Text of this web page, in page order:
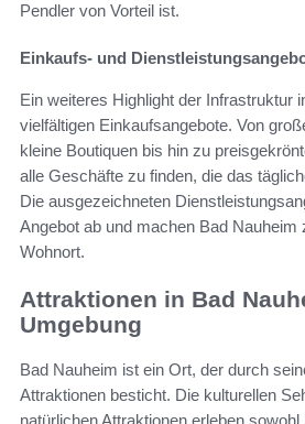
Pendler von Vorteil ist.
Einkaufs- und
Ein weiteres Highlight der Infrastruktur
vielfältigen Einkaufsangebote. Von
kleine Boutiquen bis hin zu
alle Geschäfte zu finden, die das
Die ausgezeichneten
Angebot ab und machen Bad Nauheim
Wohnort.
Attraktionen in Bad
Umgebung
Bad Nauheim ist ein Ort, der durch
Attraktionen besticht. Die kulturellen
natürlichen Attraktionen erleben